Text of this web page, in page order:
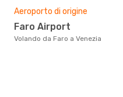
Aeroporto di origine
Faro Airport
Volando da Faro a Venezia